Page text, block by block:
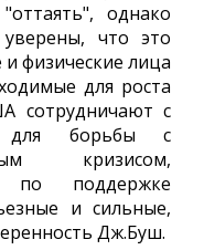
однако
что это
физические лица
для роста
сотрудничают с
для борьбы с
кризисом,
по поддержке
и сильные,
Дж.Буш.